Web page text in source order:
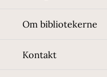
Om bibliotekerne
Kontakt